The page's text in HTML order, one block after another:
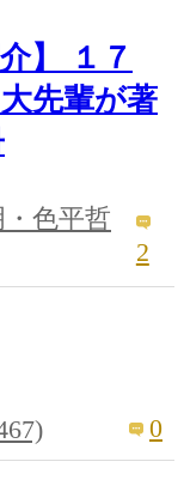
】 １７
先輩が著
色平哲
2
0